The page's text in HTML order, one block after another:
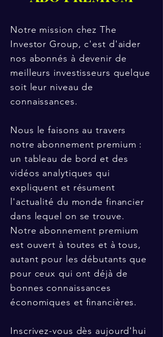
Notre mission chez The
Investor Group, c'est d'aider
nos abonnés à devenir de
meilleurs investisseurs quelque
soit leur niveau de
connaissances.
Nous le faisons au travers
notre abonnement premium :
un tableau de bord et des
vidéos analytiques qui
expliquent et résument
l'actualité du monde financier
dans lequel on se trouve.
Notre abonnement premium
est ouvert à toutes et à tous,
autant pour les débutants que
pour ceux qui ont déjà de
bonnes connaissances
économiques et financières.
Inscrivez-vous dès aujourd'hui